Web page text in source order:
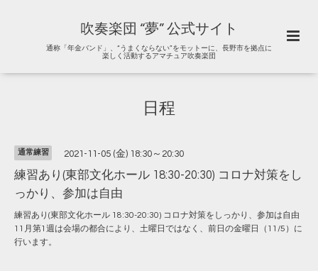
吹奏楽団 “夢” 公式サイト
通称「年金バンド」、“うまくならない”をモットーに、長野市を拠点に
楽しく活動するアマチュア吹奏楽団
日程
通常練習 2021-11-05 (金) 18:30～20:30
練習あり(東部文化ホール 18:30-20:30) コロナ対策をし
っかり、参加は自由
練習あり(東部文化ホール 18:30-20:30) コロナ対策をしっかり、参加は自由
11月第1週は会場の都合により、土曜日ではなく、前日の金曜日（11/5）に
行います。